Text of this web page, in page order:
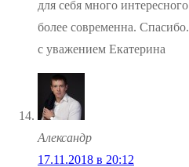
для себя много
более современна. Спасибо.
с уважением Екатерина
Александр
17.11.2018 в 20:12